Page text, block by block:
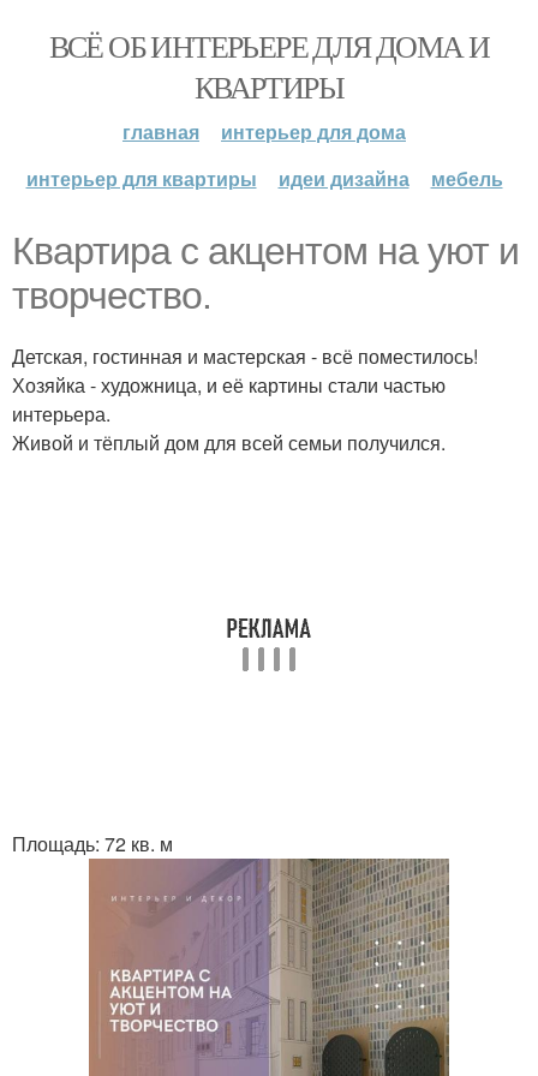
ВСЁ ОБ ИНТЕРЬЕРЕ ДЛЯ ДОМА И
КВАРТИРЫ
главная
интерьер для дома
интерьер для квартиры
идеи дизайна мебель
Квартира с акцентом на уют и
творчество.
Детская, гостинная и мастерская - всё поместилось!
Хозяйка - художница, и её картины стали частью
интерьера.
Живой и тёплый дом для всей семьи получился.
Площадь: 72 кв. м